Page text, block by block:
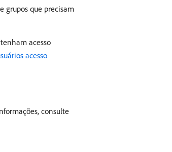
grupos que precisam
acesso
acesso
consulte